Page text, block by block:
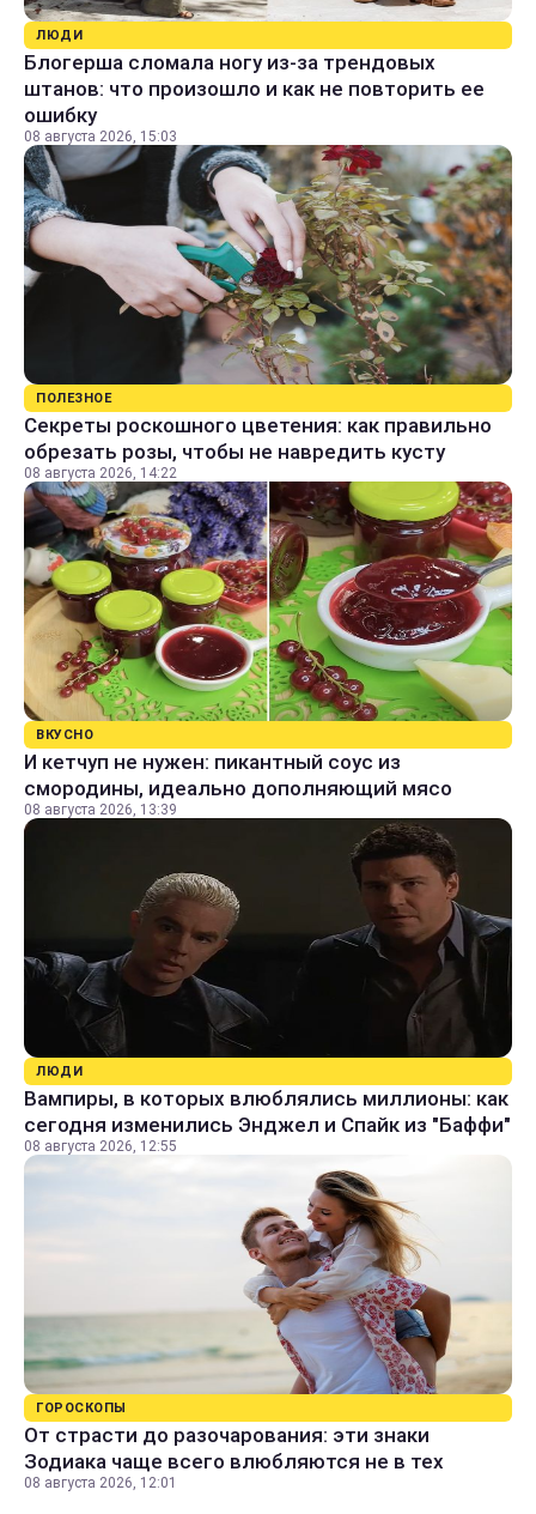
ЛЮДИ
Блогерша сломала ногу из-за трендовых
штанов: что произошло и как не повторить ее
ошибку
08 августа 2026, 15:03
ПОЛЕЗНОЕ
Секреты роскошного цветения: как правильно
обрезать розы, чтобы не навредить кусту
08 августа 2026, 14:22
ВКУСНО
И кетчуп не нужен: пикантный соус из
смородины, идеально дополняющий мясо
08 августа 2026, 13:39
ЛЮДИ
Вампиры, в которых влюблялись миллионы: как
сегодня изменились Энджел и Спайк из "Баффи"
08 августа 2026, 12:55
ГОРОСКОПЫ
От страсти до разочарования: эти знаки
Зодиака чаще всего влюбляются не в тех
08 августа 2026, 12:01